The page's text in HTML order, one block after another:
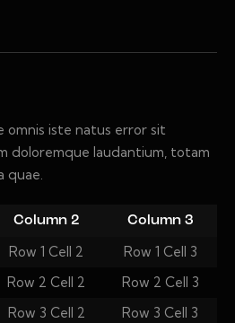
omnis iste natus error sit
doloremque laudantium, totam
quae.
Column 2 Column 3
Row 1 Cell 2
Row 1 Cell 3
Row 2 Cell 2
Row 2 Cell 3
Row 3 Cell 2 Row 3 Cell 3